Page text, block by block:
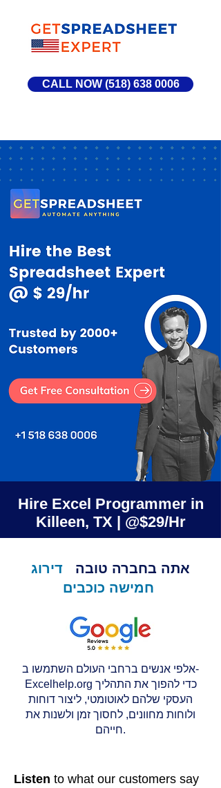
CALL NOW (518) 638 0006
Hire Excel Programmer in
Killeen, TX | @$29/Hr
אתה בחברה טובה
דירוג
חמישה כוכבים
אלפי אנשים ברחבי העולם השתמשו ב-
Excelhelp.org כדי להפוך את התהליך
העסקי שלהם לאוטומטי, ליצור דוחות
ולוחות מחוונים, לחסוך זמן ולשנות את
חייהם.
Listen to what our customers say